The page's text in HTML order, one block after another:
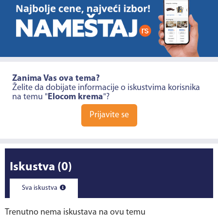
Zanima Vas ova tema?
Želite da dobijate informacije o iskustvima korisnika
na temu "Elocom krema"?
Prijavite se
Iskustva (0)
Sva iskustva
Trenutno nema iskustava na ovu temu